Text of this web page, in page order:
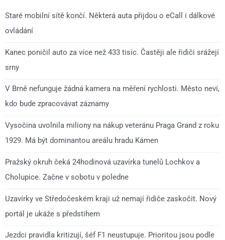
Staré mobilní sítě končí. Některá auta přijdou o eCall i dálkové
ovládání
Kanec poničil auto za více než 433 tisíc. Častěji ale řidiči srážejí
srny
V Brně nefunguje žádná kamera na měření rychlosti. Město neví,
kdo bude zpracovávat záznamy
Vysočina uvolnila miliony na nákup veteránu Praga Grand z roku
1929. Má být dominantou areálu hradu Kámen
Pražský okruh čeká 24hodinová uzavírka tunelů Lochkov a
Cholupice. Začne v sobotu v poledne
Uzavírky ve Středočeském kraji už nemají řidiče zaskočit. Nový
portál je ukáže s předstihem
Jezdci pravidla kritizují, šéf F1 neustupuje. Prioritou jsou podle